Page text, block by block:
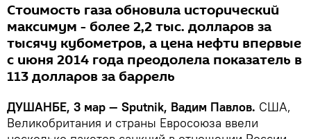
Стоимость газа обновила исторический
максимум - более 2,2 тыс. долларов за
тысячу кубометров, а цена нефти впервые
с июня 2014 года преодолела показатель в
113 долларов за баррель
ДУШАНБЕ, 3 мар — Sputnik, Вадим Павлов. США,
Великобритания и страны Евросоюза ввели